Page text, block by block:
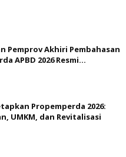
Pemprov Akhiri Pembahasan
APBD 2026 Resmi...
Propemperda 2026:
UMKM, dan Revitalisasi